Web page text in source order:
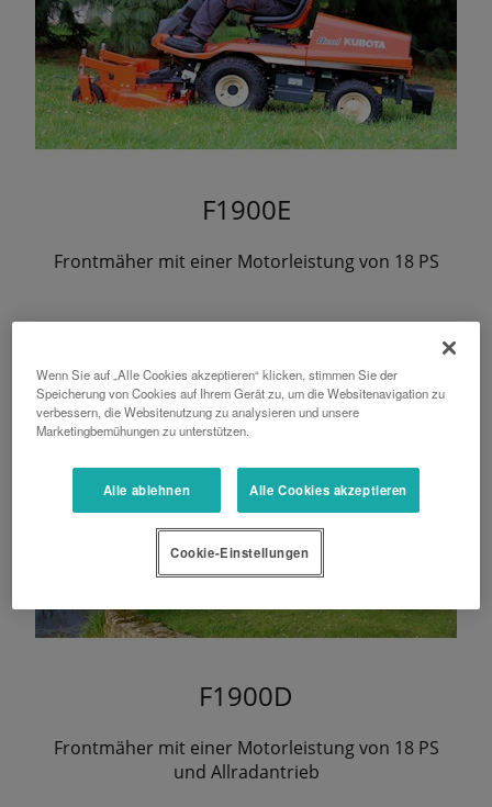
F1900E
Frontmäher mit einer Motorleistung von 18 PS
F1900D
Frontmäher mit einer Motorleistung von 18 PS
und Allradantrieb
Wenn Sie auf „Alle Cookies akzeptieren“ klicken, stimmen Sie der
Speicherung von Cookies auf Ihrem Gerät zu, um die Websitenavigation zu
verbessern, die Websitenutzung zu analysieren und unsere
Marketingbemühungen zu unterstützen.
Alle ablehnen Alle Cookies akzeptieren
Cookie-Einstellungen